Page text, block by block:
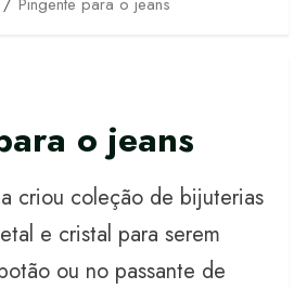
o jeans
criou coleção de bijuterias
e cristal para serem
ou no passante de